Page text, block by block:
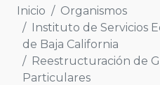
Inicio
Organismos
Instituto de Servicios
de Baja California
Reestructuración de
Particulares